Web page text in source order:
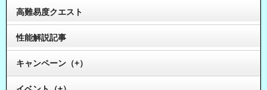
高難易度クエスト
性能解説記事
キャンペーン（+）